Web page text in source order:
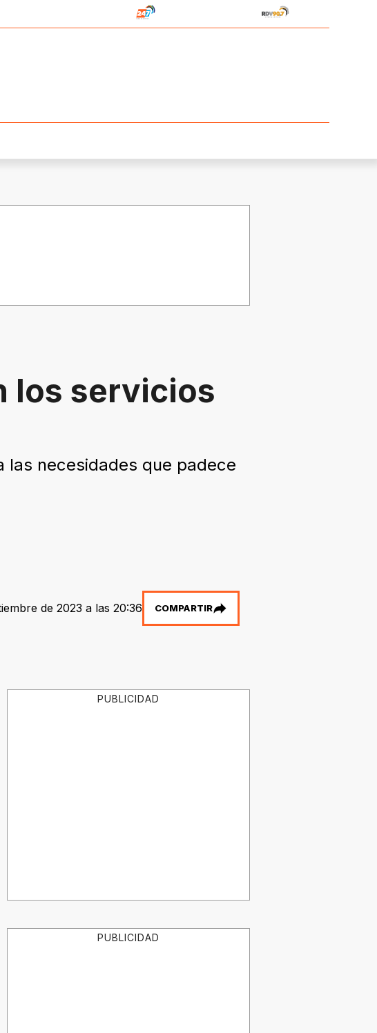
los servicios
las necesidades que padece
de 2023 a las 20:36 COMPARTIR
PUBLICIDAD
PUBLICIDAD